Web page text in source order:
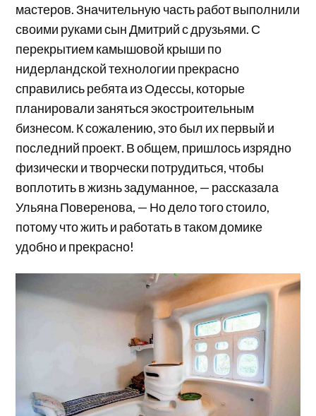
мастеров. Значительную часть работ выполнили
своими руками сын Дмитрий с друзьями. С
перекрытием камышовой крыши по
нидерландской технологии прекрасно
справились ребята из Одессы, которые
планировали заняться экостроительным
бизнесом. К сожалению, это был их первый и
последний проект. В общем, пришлось изрядно
физически и творчески потрудиться, чтобы
воплотить в жизнь задуманное, — рассказала
Ульяна Поверенова, — Но дело того стоило,
потому что жить и работать в таком домике
удобно и прекрасно!